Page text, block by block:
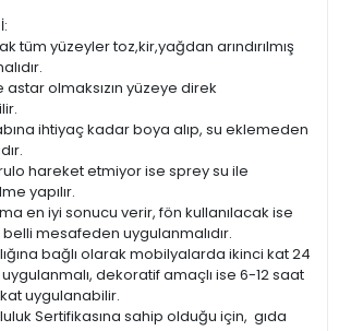
tüm yüzeyler toz,kir,yağdan arındırılmış
astar olmaksızın yüzeye direk
ihtiyaç kadar boya alıp, su eklemeden
hareket etmiyor ise sprey su ile
yapılır.
en iyi sonucu verir, fön kullanılacak ise
belli mesafeden uygulanmalıdır.
bağlı olarak mobilyalarda ikinci kat 24
dekoratif amaçlı ise 6-12 saat
uygulanabilir.
Sertifikasına sahip olduğu için, gıda